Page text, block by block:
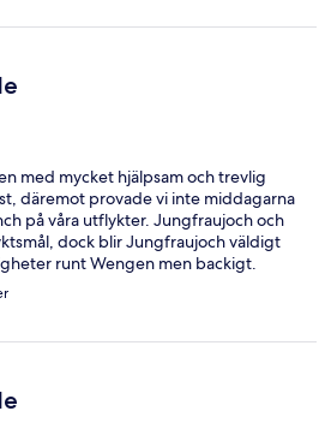
med mycket hjälpsam och trevlig
däremot provade vi inte middagarna
på våra utflykter. Jungfraujoch och
dock blir Jungfraujoch väldigt
runt Wengen men backigt.